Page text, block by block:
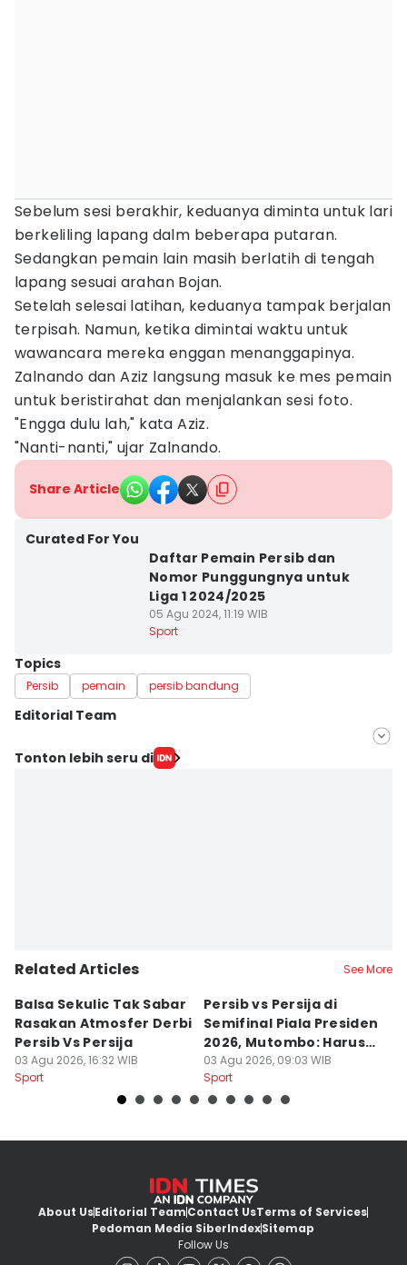
Sebelum sesi berakhir, keduanya diminta untuk lari
berkeliling lapang dalm beberapa putaran.
Sedangkan pemain lain masih berlatih di tengah
lapang sesuai arahan Bojan.
Setelah selesai latihan, keduanya tampak berjalan
terpisah. Namun, ketika dimintai waktu untuk
wawancara mereka enggan menanggapinya.
Zalnando dan Aziz langsung masuk ke mes pemain
untuk beristirahat dan menjalankan sesi foto.
"Engga dulu lah," kata Aziz.
"Nanti-nanti," ujar Zalnando.
Share Article
Curated For You
Daftar Pemain Persib dan
Nomor Punggungnya untuk
Liga 1 2024/2025
05 Agu 2024, 11:19 WIB
Sport
Topics
Persib pemain persib bandung
Editorial Team
Editor
Tonton lebih seru di
Related Articles See More
Balsa Sekulic Tak Sabar
Rasakan Atmosfer Derbi
Persib Vs Persija
03 Agu 2026, 16:32 WIB
Sport
Persib vs Persija di
Semifinal Piala Presiden
2026, Mutombo: Harus
Menang
03 Agu 2026, 09:03 WIB
Sport
About UsEditorial TeamContact UsTerms of Services
Pedoman Media SiberIndexSitemap
Follow Us